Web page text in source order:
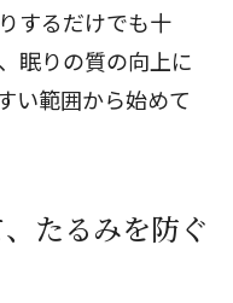
するだけでも十
眠りの質の向上に
い範囲から始めて
たるみを防ぐ